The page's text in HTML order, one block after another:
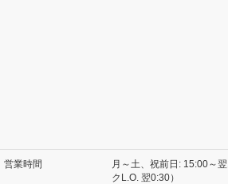
営業時間
月～土、祝前日: 15:00～
クL.O. 翌0:30）